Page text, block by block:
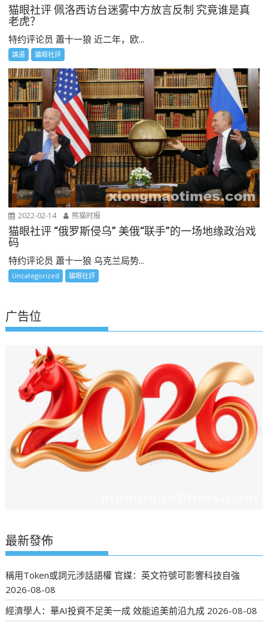
猫眼社评 佩洛西访台迷雾中方放言反制 究竟谁是真
老虎？
特约评论员 蕭十一狼 近二年，欧...
論道 貓眼社評
2022-02-14 熊猫时报
猫眼社评 “俄罗斯侵乌” 美俄“联手”的一场地缘政治戏
码
特约评论员 蕭十一狼 乌克兰局势...
Uncategorized 貓眼社評
广告位
最新發佈
稱用Token或詞元涉話語權 官媒：英文符號可影響科技自強
2026-08-08
經濟學人：華AI投資不足美一成 效能追美前沿九成 2026-08-08